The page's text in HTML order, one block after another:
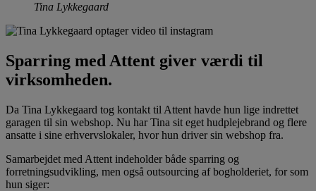
Tina Lykkegaard
Sparring med Attent giver værdi til
virksomheden.
Da Tina Lykkegaard tog kontakt til Attent havde hun lige indrettet
garagen til sin webshop. Nu har Tina sit eget hudplejebrand og flere
ansatte i sine erhvervslokaler, hvor hun driver sin webshop fra.
Samarbejdet med Attent indeholder både sparring og
forretningsudvikling, men også outsourcing af bogholderiet, for som
hun siger: